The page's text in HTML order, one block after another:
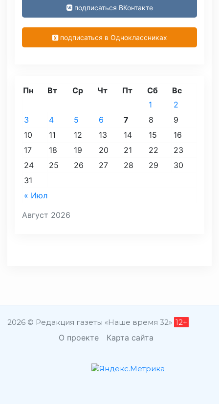
подписаться ВКонтакте
подписаться в Одноклассниках
Август 2026
Пн Вт Ср Чт Пт Сб Вс
« Июл
1
2
3
4 5 6 7 8
9
10
11 12 13 14 15
16
17
18 19 20 21 22
23
24
25 26 27 28 29
30
31
2026 © Редакция газеты «Наше время 32» 12+
О проекте Карта сайта